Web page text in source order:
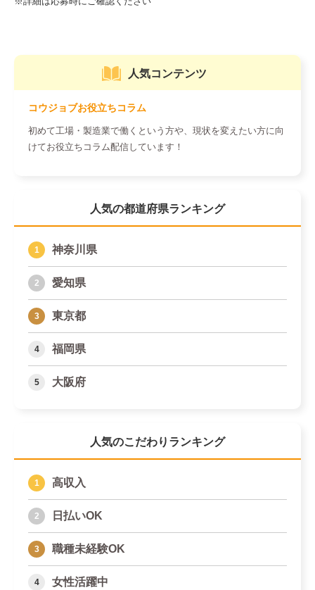
人気コンテンツ
コウジョブお役立ちコラム
初めて工場・製造業で働くという方や、現状を変えたい方に向
けてお役立ちコラム配信しています！
人気の都道府県ランキング
神奈川県
愛知県
東京都
福岡県
大阪府
人気のこだわりランキング
高収入
日払いOK
職種未経験OK
女性活躍中